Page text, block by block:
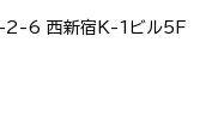
2-6 西新宿K-1ビル5F